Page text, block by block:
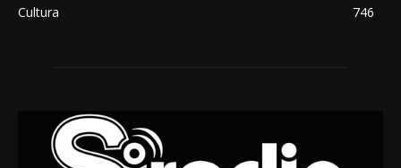
Cultura
746